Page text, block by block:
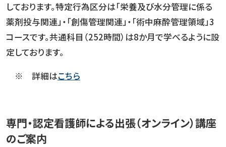
しております。特定行為区分は「栄養及び水分管理に係る
薬剤投与関連」・「創傷管理関連」・「術中麻酔管理領域」3
コースです。共通科目（252時間）は8か月で学べるように設
定しております。
※ 詳細はこちら
専門・認定看護師による出張（オンライン）講座
のご案内